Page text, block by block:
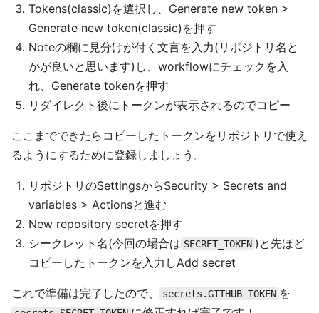
Tokens(classic)を選択し、Generate new token >
Generate new token(classic)を押す
Noteの欄に見分けが付く文言を入力(リポジトリ名と
かが良いと思います)し、workflowにチェックを入
れ、Generate tokenを押す
リダイレクト後にトークンが表示されるのでコピー
ここまでできたらコピーしたトークンをリポジトリで使え
るようにするために登録しましょう。
リポジトリのSettingsからSecurity > Secrets and
variables > Actionsと進む
New repository secretを押す
シークレット名(今回の場合は SECRET_TOKEN )と先ほど
コピーしたトークンを入力しAdd secret
これで準備は完了したので、 secrets.GITHUB_TOKEN を